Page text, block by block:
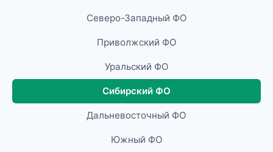
Северо-Западный ФО
Приволжский ФО
Уральский ФО
Сибирский ФО
Дальневосточный ФО
Южный ФО